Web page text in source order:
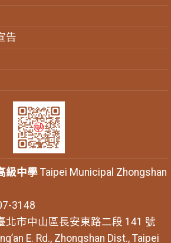
告
級中學Taipei Municipal Zhongshan
3148
北市中山區長安東路二段 141 號
E. Rd., Zhongshan Dist., Taipei